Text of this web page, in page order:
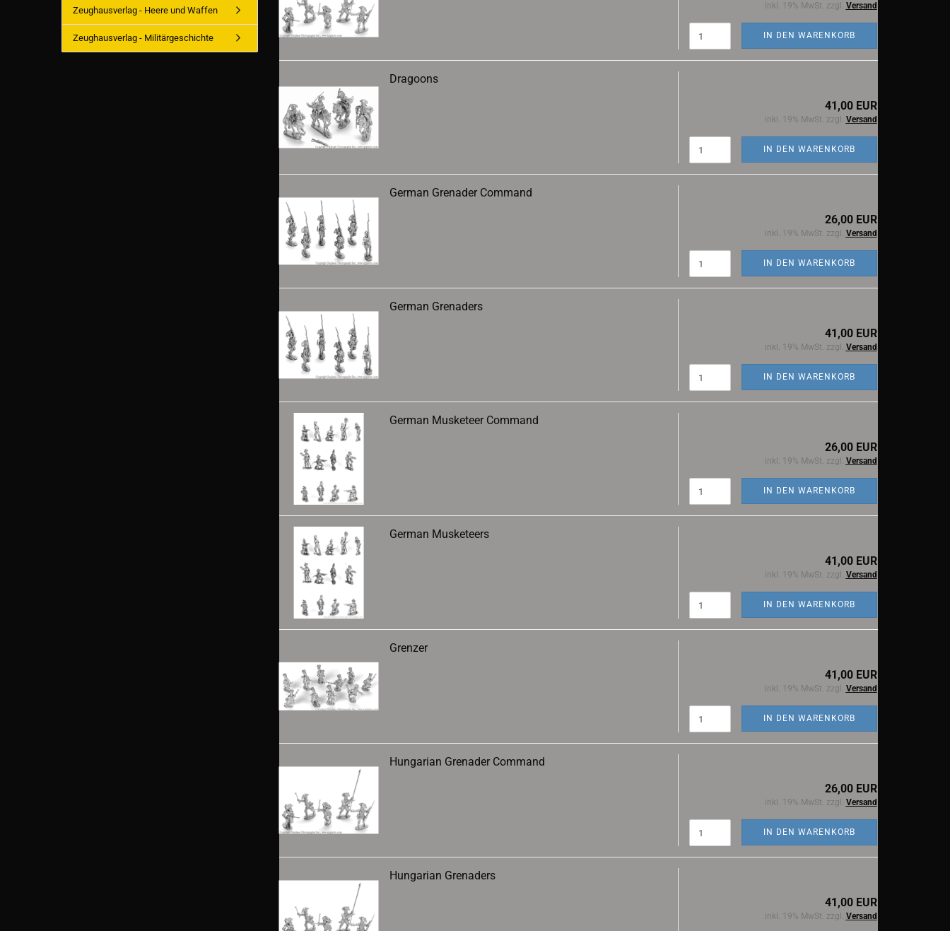
inkl. 19% MwSt. zzgl. Versand
IN DEN WARENKORB
Dragoons
41,00 EUR
inkl. 19% MwSt. zzgl. Versand
IN DEN WARENKORB
German Grenader Command
26,00 EUR
inkl. 19% MwSt. zzgl. Versand
IN DEN WARENKORB
German Grenaders
41,00 EUR
inkl. 19% MwSt. zzgl. Versand
IN DEN WARENKORB
German Musketeer Command
26,00 EUR
inkl. 19% MwSt. zzgl. Versand
IN DEN WARENKORB
German Musketeers
41,00 EUR
inkl. 19% MwSt. zzgl. Versand
IN DEN WARENKORB
Grenzer
41,00 EUR
inkl. 19% MwSt. zzgl. Versand
IN DEN WARENKORB
Hungarian Grenader Command
26,00 EUR
inkl. 19% MwSt. zzgl. Versand
IN DEN WARENKORB
Hungarian Grenaders
41,00 EUR
inkl. 19% MwSt. zzgl. Versand
Zeughausverlag - Heere und Waffen
Zeughausverlag - Militärgeschichte